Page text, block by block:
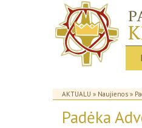
AKTUALU » Naujienos »
Padėka